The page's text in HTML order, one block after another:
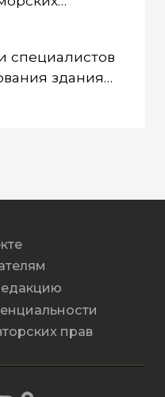
специалистов
прав